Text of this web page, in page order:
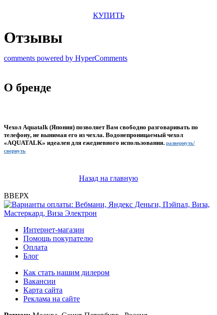
КУПИТЬ
Отзывы
comments powered by HyperComments
О бренде
Чехол Aquatalk (Япония) позволяет Вам свободно разговаривать по
телефону, не вынимая его из чехла. Водонепроницаемый чехол
«AQUATALK» идеален для ежедневного использования. развернуть/
свернуть
Назад на главную
ВВЕРХ
Интернет-магазин
Помощь покупателю
Оплата
Блог
Как стать нашим дилером
Вакансии
Карта сайта
Реклама на сайте